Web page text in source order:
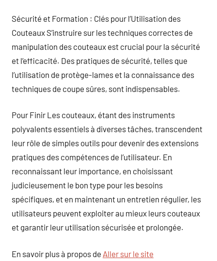
Sécurité et Formation : Clés pour l’Utilisation des
Couteaux S’instruire sur les techniques correctes de
manipulation des couteaux est crucial pour la sécurité
et l’efficacité. Des pratiques de sécurité, telles que
l’utilisation de protège-lames et la connaissance des
techniques de coupe sûres, sont indispensables.
Pour Finir Les couteaux, étant des instruments
polyvalents essentiels à diverses tâches, transcendent
leur rôle de simples outils pour devenir des extensions
pratiques des compétences de l’utilisateur. En
reconnaissant leur importance, en choisissant
judicieusement le bon type pour les besoins
spécifiques, et en maintenant un entretien régulier, les
utilisateurs peuvent exploiter au mieux leurs couteaux
et garantir leur utilisation sécurisée et prolongée.
En savoir plus à propos de Aller sur le site